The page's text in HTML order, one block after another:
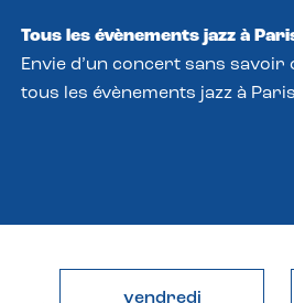
Tous les évènements jazz à
Envie d’un concert sans savoir
tous les évènements jazz à
vendredi